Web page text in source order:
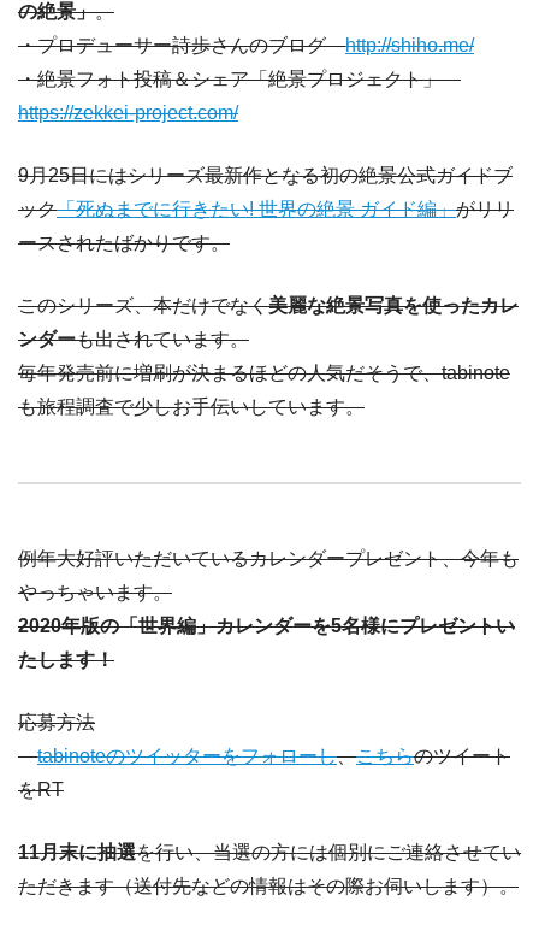
の絶景」。
・プロデューサー詩歩さんのブログhttp://shiho.me/
・絶景フォト投稿＆シェア「絶景プロジェクト」
https://zekkei-project.com/
9月25日にはシリーズ最新作となる初の絶景公式ガイドブ
ック「死ぬまでに行きたい! 世界の絶景 ガイド編」がリリ
ースされたばかりです。
このシリーズ、本だけでなく美麗な絶景写真を使ったカレ
ンダーも出されています。
毎年発売前に増刷が決まるほどの人気だそうで、tabinote
も旅程調査で少しお手伝いしています。
例年大好評いただいているカレンダープレゼント、今年も
やっちゃいます。
2020年版の「世界編」カレンダーを5名様にプレゼントい
たします！
応募方法
tabinoteのツイッターをフォローし、こちらのツイート
をRT
11月末に抽選を行い、当選の方には個別にご連絡させてい
ただきます（送付先などの情報はその際お伺いします）。